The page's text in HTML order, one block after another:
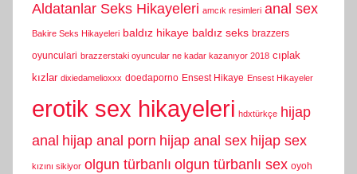
Aldatanlar Seks Hikayeleri amcık resimleri anal sex
Bakire Seks Hikayeleri baldız hikaye baldız seks brazzers
oyunculari brazzerstaki oyuncular ne kadar kazanıyor 2018 cıplak
kızlar dixiedamelioxxx doedaporno Ensest Hikaye Ensest Hikayeler
erotik sex hikayeleri hdxtürkçe hijap
anal hijap anal porn hijap anal sex hijap sex
kızını sikiyor olgun türbanlı olgun türbanlı sex oyoh